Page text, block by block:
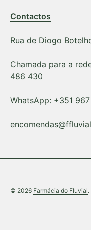
Contactos
Rua de Diogo
Chamada para a
486 430
WhatsApp: +351
© 2026 Farmácia do Fluvial.